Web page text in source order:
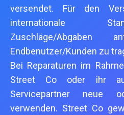
versendet. Für den
internationale
Zuschläge/
Endbenutzer/Kunden zu
Bei Reparaturen im
Street Co oder ihr
Servicepartner neue
verwenden. Street Co